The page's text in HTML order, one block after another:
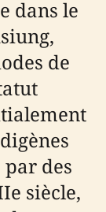
dans le
de
des
siècle,